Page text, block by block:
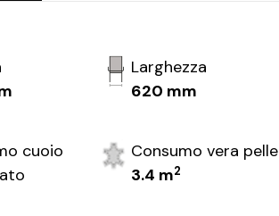
Larghezza
620 mm
cuoio
Consumo vera pelle
3.4 m2